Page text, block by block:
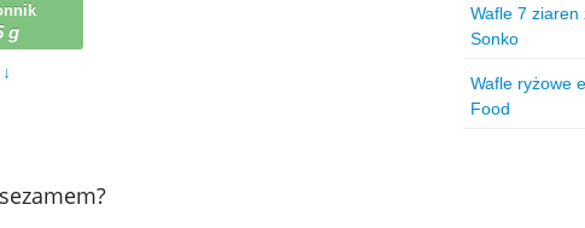
g
Wafle 7 ziaren
Sonko
Wafle ryżowe
Food